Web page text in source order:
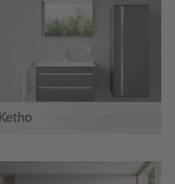
Ketho